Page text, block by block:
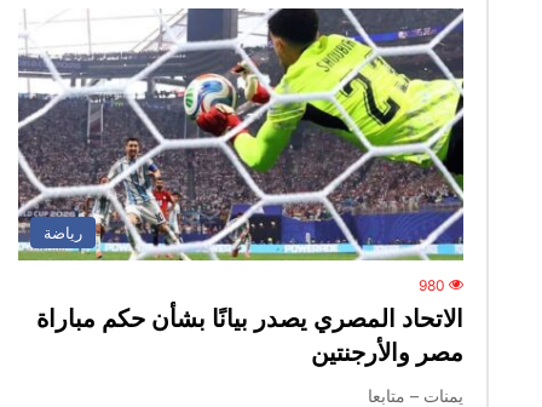
رياضة
980
الاتحاد المصري يصدر بيانًا بشأن حكم مباراة
مصر والأرجنتين
يمنات – متابعا